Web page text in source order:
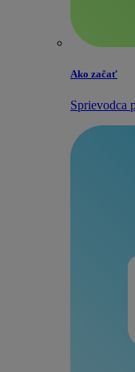
Ako začať
Sprievodca